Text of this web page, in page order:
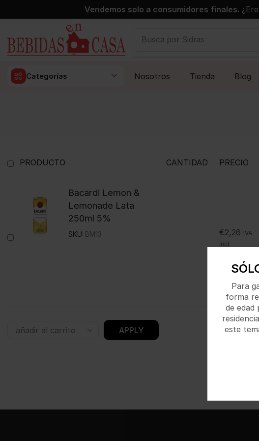
Para
forma
de edad
este
Vendemos solo a consumidores finales.
Busca por Sidras
Categorías Nosotros Tienda Blog
PRODUCTO CANTIDAD PRECIO
Bacardi Lemon &
Lemonade Lata
250ml 5%
SKU: BM13 €2,26 IVA
incl.
APPLY